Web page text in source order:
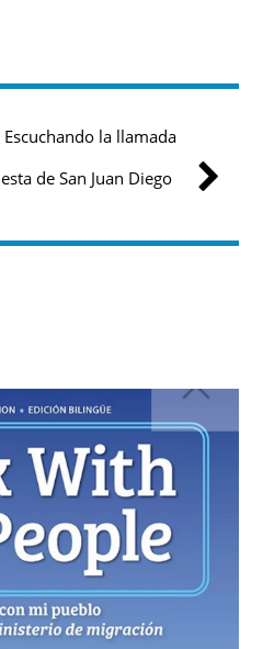
la llamada
de San Juan Diego